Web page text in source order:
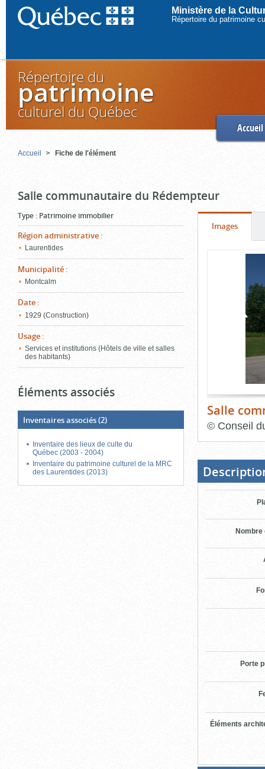
Ministère de la
Répertoire du patrimoine
Répertoire du
patrimoine
culturel du Québec
Accueil
Accueil Fiche de l'élément
Salle communautaire du Rédempteur
Type : Patrimoine immobilier
Région administrative :
Laurentides
Municipalité :
Montcalm
Date :
1929 (Construction)
Usage :
Services et institutions (Hôtels de ville et salles
des habitants)
Éléments associés
Inventaires associés(2)
Inventaire des lieux de culte du
Québec (2003 - 2004)
Inventaire du patrimoine culturel de la MRC
des Laurentides (2013)
Onglet
Images(cliquer
pour
Contenu
Salle
© Conseil
bloc
d'onglets
Nombre
Porte
Éléments